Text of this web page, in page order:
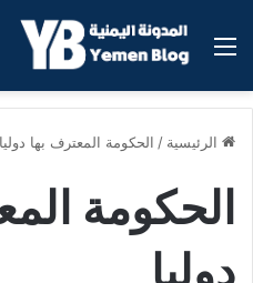
القائمة
الرئيسية / الحكومة المعترف بها دوليا
الحكومة
دوليا